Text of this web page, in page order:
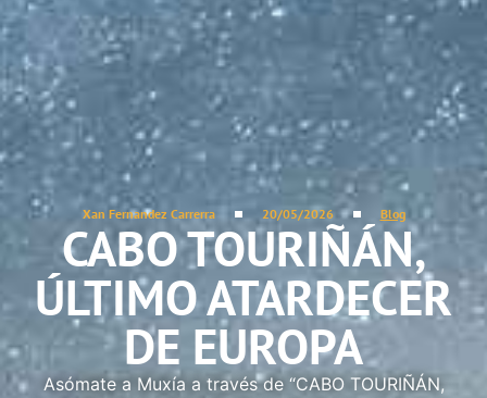
Xan Fernandez Carrerra 20/05/2026 Blog
CABO TOURIÑÁN,
ÚLTIMO ATARDECER
DE EUROPA
Asómate a Muxía a través de “CABO TOURIÑÁN,